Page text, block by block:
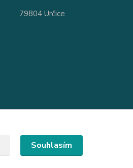
79804 Určice
Souhlasím